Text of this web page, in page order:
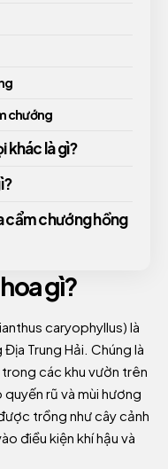
chướng
khác là gì?
cẩm chướng hồng
gì?
caryophyllus) là
Trung Hải. Chúng là
các khu vườn trên
rũ và mùi hương
trồng như cây cảnh
điều kiện khí hậu và